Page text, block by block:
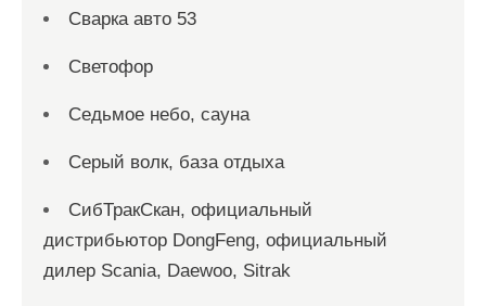
Сварка авто 53
Светофор
Седьмое небо, сауна
Серый волк, база отдыха
СибТракСкан, официальный
дистрибьютор DongFeng, официальный
дилер Scania, Daewoo, Sitrak